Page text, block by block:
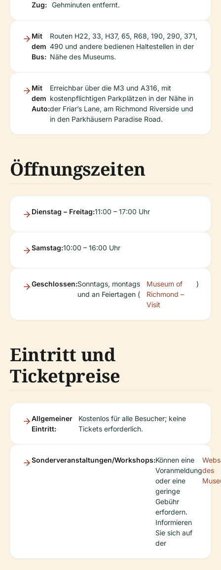
Zug:
Gehminuten entfernt.
Mit
dem
Bus:
Routen H22, 33, H37, 65, R68, 190, 290, 371,
490 und andere bedienen Haltestellen in der
Nähe des Museums.
Mit
dem
Auto:
Erreichbar über die M3 und A316, mit
kostenpflichtigen Parkplätzen in der Nähe in
der Friar’s Lane, am Richmond Riverside und
in den Parkhäusern Paradise Road.
Öffnungszeiten
Dienstag – Freitag:11:00 – 17:00 Uhr
Samstag:10:00 – 16:00 Uhr
Geschlossen:Sonntags, montags
und an Feiertagen (
Museum of
Richmond –
Visit
)
Eintritt und
Ticketpreise
Allgemeiner
Eintritt:
Kostenlos für alle Besucher; keine
Tickets erforderlich.
Sonderveranstaltungen/Workshops:Können eine
Voranmeldung
oder eine
geringe
Gebühr
erfordern.
Informieren
Sie sich auf
der
des